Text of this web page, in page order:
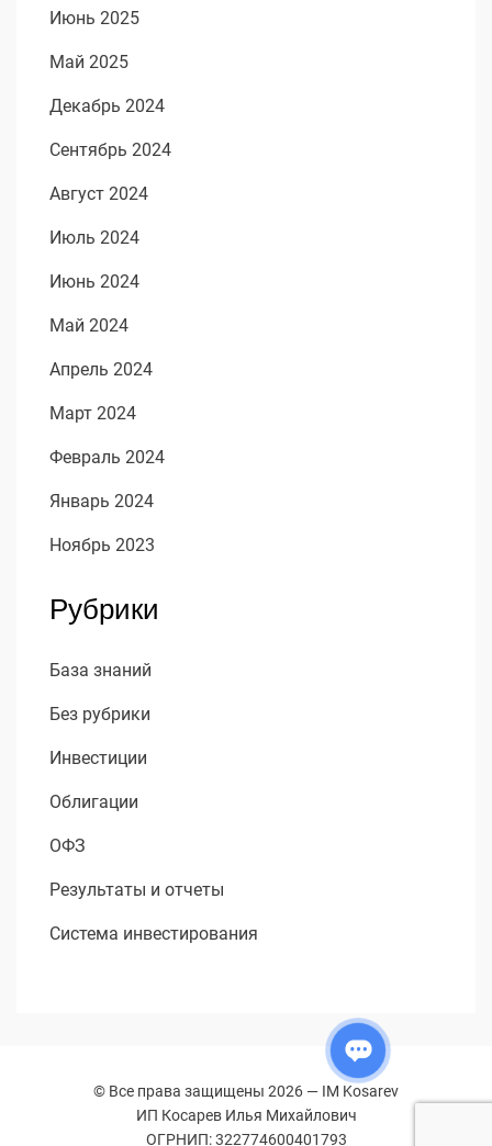
Июнь 2025
Май 2025
Декабрь 2024
Сентябрь 2024
Август 2024
Июль 2024
Июнь 2024
Май 2024
Апрель 2024
Март 2024
Февраль 2024
Январь 2024
Ноябрь 2023
Рубрики
База знаний
Без рубрики
Инвестиции
Облигации
ОФЗ
Результаты и отчеты
Система инвестирования
© Все права защищены 2026 — IM Kosarev
ИП Косарев Илья Михайлович
ОГРНИП: 322774600401793